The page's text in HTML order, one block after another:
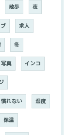
散歩 夜
求人
冬
写真 インコ
慣れない 湿度
保温